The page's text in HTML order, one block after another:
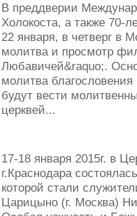
В преддверии
Холокоста, а также 70-
22 января, в четверг в
молитва и просмотр
Любавичей&raquo;.
молитва
будут вести
церквей...
17-18 января 2015г. в
г.Краснодара
которой стали
Царицыно (г. Москва)